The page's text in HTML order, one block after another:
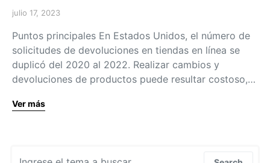
julio 17, 2023
Puntos principales En Estados Unidos, el número de
solicitudes de devoluciones en tiendas en línea se
duplicó del 2020 al 2022. Realizar cambios y
devoluciones de productos puede resultar costoso,…
Ver más